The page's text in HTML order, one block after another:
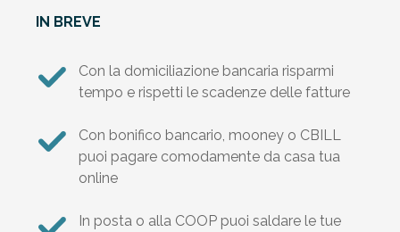
IN BREVE
Con la domiciliazione bancaria risparmi
tempo e rispetti le scadenze delle fatture
Con bonifico bancario, mooney o CBILL
puoi pagare comodamente da casa tua
online
In posta o alla COOP puoi saldare le tue